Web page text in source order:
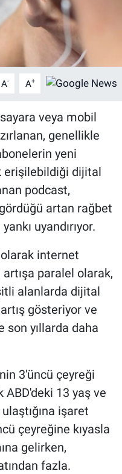
A- A+
veya mobil
genellikle
yeni
erişilebildiği dijital
podcast,
artan rağbet
uyandırıyor.
internet
paralel olarak,
alanlarda dijital
gösteriyor ve
son yıllarda daha
3'üncü çeyreği
ABD'deki 13 yaş ve
işaret
çeyreğine kıyasla
gelirken,
fazla.